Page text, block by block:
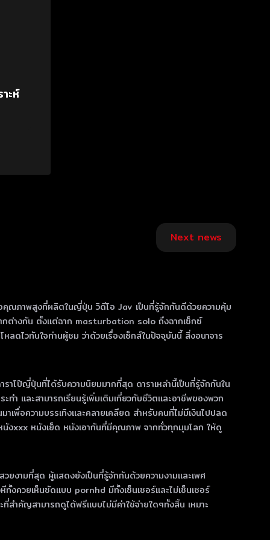
ะห์
Next news
คุณภาพสูงที่ผลิตในญี่ปุ่น วิดีโอ Jav เป็นที่รู้จักกันดีด้วยความคุ้ม
กต่างกัน ตั้งแต่ฉาก masturbation solo ถึงฉากเซ็กซ์
ไวทันใจท่านผู้ชม ว่าด้วยเรื่องเซ็กส์ในปัจจุบันนี้ สิ่งอนาจาร
าโป๊ญี่ปุ่นที่ได้รับความนิยมมากที่สุด ดาราเหล่านี้เป็นที่รู้จักกันใน
ทํา และสามารถเรียนรู้เพิ่มเติมเกี่ยวกับชีวิตและอาชีพของพวก
าเพื่อความบรรเทิงและคลายเคลียด สำหรับคนที่ไม่มีเงินไปปลด
งxxx หนังเย็ด หนังเอากันที่มีคุณภาพ จากทั่วทุกมุมโลก ให้ดู
ยงามที่สุด ผู้แสดงยังเป็นที่รู้จักกันด้วยความงามและเพศ
งควยเห็นชัดแบบ pornhd มีทั้งเซ็นเซอร์และไม่เซ็นเซอร์
สำคัญสามารถดูได้ฟรีแบบไม่มีค่าใช้จ่ายใดๆทั้งสิ้น เหมาะ